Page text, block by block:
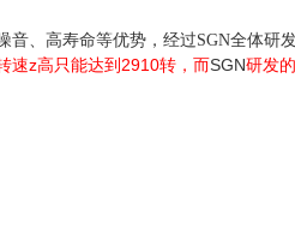
音、高寿命等优势，经过SGN全体研
速z高只能达到 2910转，而SGN研发